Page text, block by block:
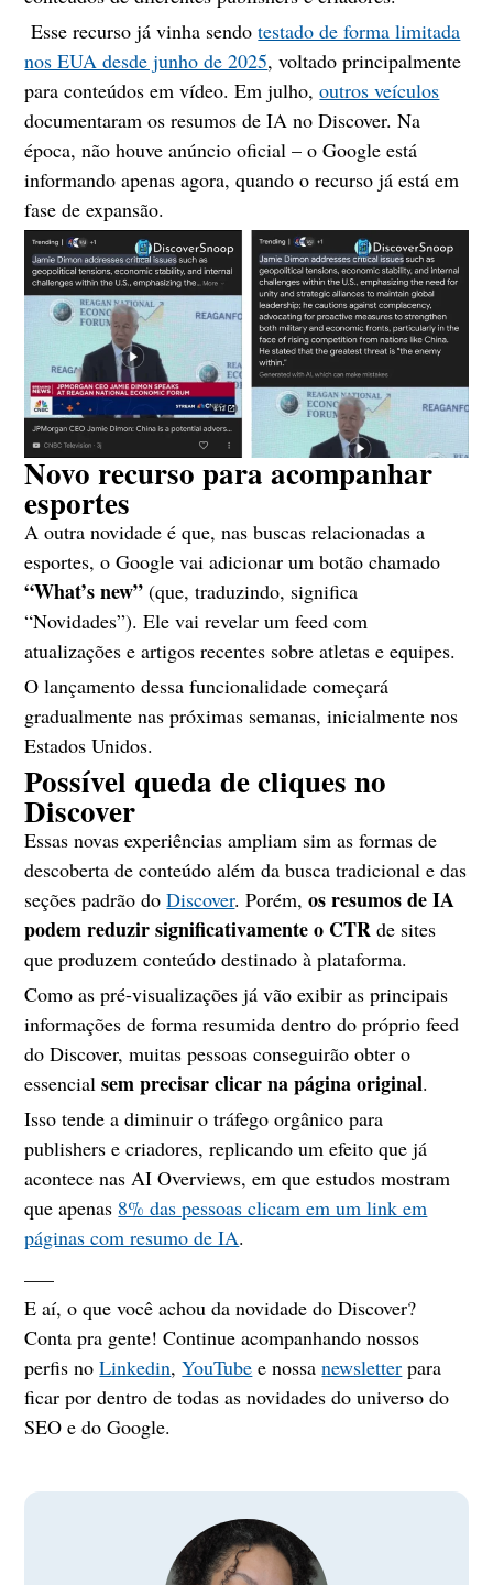
Esse recurso já vinha sendotestado de forma limitada
nos EUA desde junho de 2025, voltado principalmente
para conteúdos em vídeo. Em julho,outros veículos
documentaram os resumos de IA no Discover. Na
época, não houve anúncio oficial – o Google está
informando apenas agora, quando o recurso já está em
fase de expansão.
Novo recurso para acompanhar
esportes
A outra novidade é que, nas buscas relacionadas a
esportes, o Google vai adicionar um botão chamado
“What’s new”(que, traduzindo, significa
“Novidades”). Ele vai revelar um feed com
atualizações e artigos recentes sobre atletas e equipes.
O lançamento dessa funcionalidade começará
gradualmente nas próximas semanas, inicialmente nos
Estados Unidos.
Possível queda de cliques no
Discover
Essas novas experiências ampliam sim as formas de
descoberta de conteúdo além da busca tradicional e das
seções padrão doDiscover. Porém,os resumos de IA
podem reduzir significativamente o CTRde sites
que produzem conteúdo destinado à plataforma.
Como as pré-visualizações já vão exibir as principais
informações de forma resumida dentro do próprio feed
do Discover, muitas pessoas conseguirão obter o
essencialsem precisar clicar na página original.
Isso tende a diminuir o tráfego orgânico para
publishers e criadores, replicando um efeito que já
acontece nas AI Overviews, em que estudos mostram
que apenas 8% das pessoas clicam em um link em
páginas com resumo de IA.
E aí, o que você achou da novidade do Discover?
Conta pra gente! Continue acompanhando nossos
perfis noLinkedin,YouTube e nossanewsletter para
ficar por dentro de todas as novidades do universo do
SEO e do Google.